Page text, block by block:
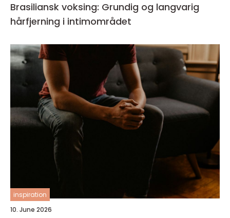
Brasiliansk voksing: Grundig og langvarig
hårfjerning i intimområdet
inspiration
10. June 2026